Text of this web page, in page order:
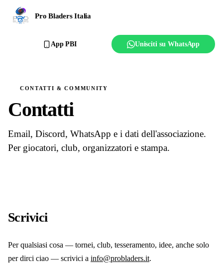
Pro Bladers Italia
Ranking
Regolamento
App PBI Unisciti su WhatsApp
CONTATTI & COMMUNITY
Contatti
Email, Discord, WhatsApp e i dati dell'associazione.
Per giocatori, club, organizzatori e stampa.
Scrivici
Per qualsiasi cosa — tornei, club, tesseramento, idee, anche solo
per dirci ciao — scrivici a info@probladers.it.